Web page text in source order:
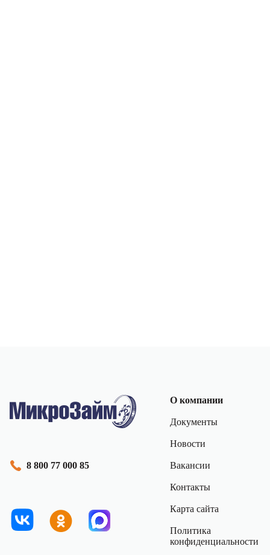
8 800 77 000 85
О компании
Документы
Новости
Вакансии
Контакты
Карта сайта
Политика
конфиденциальности